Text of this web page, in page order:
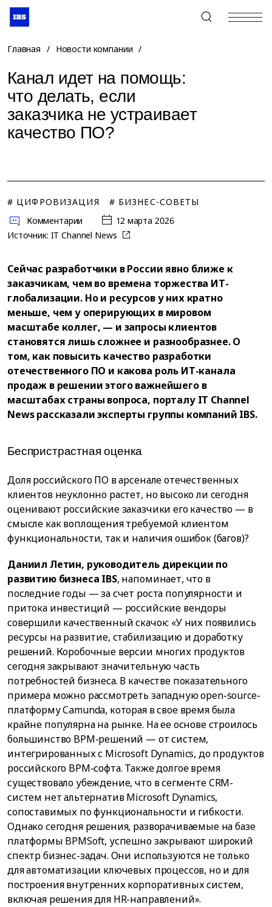
+7 (495) 967-80-80
Главная / Новости компании /
Канал идет на помощь:
что делать, если
заказчика не устраивает
качество ПО?
# ЦИФРОВИЗАЦИЯ
# БИЗНЕС-СОВЕТЫ
Комментарии
12 марта 2026
Источник: IT Channel News
Сейчас разработчики в России явно ближе к
заказчикам, чем во времена торжества ИТ-
глобализации. Но и ресурсов у них кратно
меньше, чем у оперирующих в мировом
масштабе коллег, — и запросы клиентов
становятся лишь сложнее и разнообразнее. О
том, как повысить качество разработки
отечественного ПО и какова роль ИТ-канала
продаж в решении этого важнейшего в
масштабах страны вопроса, порталу IT Channel
News рассказали эксперты группы компаний IBS.
Беспристрастная оценка
Доля российского ПО в арсенале отечественных
клиентов неуклонно растет, но высоко ли сегодня
оценивают российские заказчики его качество — в
смысле как воплощения требуемой клиентом
функциональности, так и наличия ошибок (багов)?
Даниил Летин, руководитель дирекции по
развитию бизнеса IBS, напоминает, что в
последние годы — за счет роста популярности и
притока инвестиций — российские вендоры
совершили качественный скачок: «У них появились
ресурсы на развитие, стабилизацию и доработку
решений. Коробочные версии многих продуктов
сегодня закрывают значительную часть
потребностей бизнеса. В качестве показательного
примера можно рассмотреть западную open-source-
платформу Camunda, которая в свое время была
крайне популярна на рынке. На ее основе строилось
большинство BPM-решений — от систем,
интегрированных с Microsoft Dynamics, до продуктов
российского BPM-софта. Также долгое время
существовало убеждение, что в сегменте CRM-
систем нет альтернатив Microsoft Dynamics,
сопоставимых по функциональности и гибкости.
Однако сегодня решения, разворачиваемые на базе
платформы BPMSoft, успешно закрывают широкий
спектр бизнес-задач. Они используются не только
для автоматизации ключевых процессов, но и для
построения внутренних корпоративных систем,
включая решения для HR-направлений».